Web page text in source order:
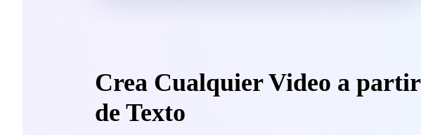
Crea Cualquier Video a partir
de Texto